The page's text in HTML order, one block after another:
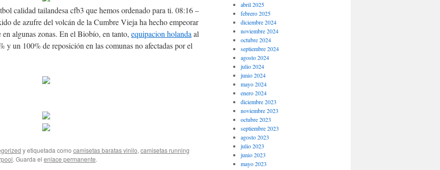
calidad tailandesa cfb3 que hemos ordenado para ti. 08:16 –
de azufre del volcán de la Cumbre Vieja ha hecho empeorar
algunas zonas. En el Biobío, en tanto, equipacion holanda al
y un 100% de reposición en las comunas no afectadas por el
y etiquetada como camisetas baratas vinilo, camisetas running
. Guarda el enlace permanente.
abril 2025
febrero 2025
diciembre 2024
noviembre 2024
octubre 2024
septiembre 2024
agosto 2024
julio 2024
junio 2024
mayo 2024
enero 2024
diciembre 2023
noviembre 2023
octubre 2023
septiembre 2023
agosto 2023
julio 2023
junio 2023
mayo 2023